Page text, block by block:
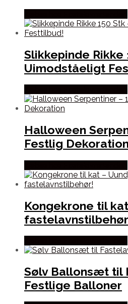
Slikkepinde Rikke
Uimodståeligt
Halloween
Festlig
Kongekrone til
Sølv Ballonsæt til
Festlige Balloner